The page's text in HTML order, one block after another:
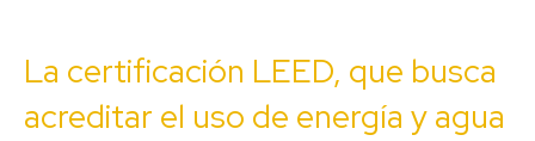
La certificación LEED, que busca
acreditar el uso de energía y agua